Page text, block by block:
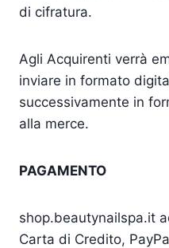
di cifratura.
Agli Acquirenti verrà
inviare in formato
successivamente in
alla merce.
PAGAMENTO
shop.beautynailspa.it
Carta di Credito,